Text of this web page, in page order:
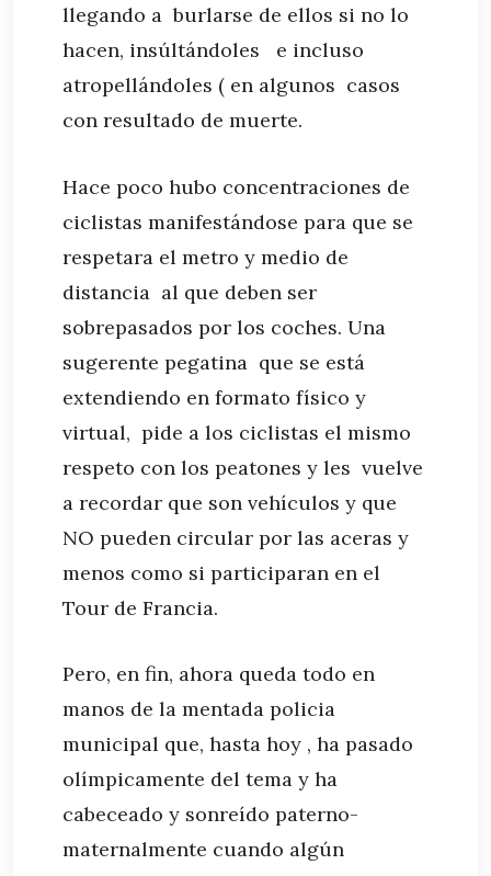
llegando a burlarse de ellos si no lo
hacen, insúltándoles e incluso
atropellándoles ( en algunos casos
con resultado de muerte.
Hace poco hubo concentraciones de
ciclistas manifestándose para que se
respetara el metro y medio de
distancia al que deben ser
sobrepasados por los coches. Una
sugerente pegatina que se está
extendiendo en formato físico y
virtual, pide a los ciclistas el mismo
respeto con los peatones y les vuelve
a recordar que son vehículos y que
NO pueden circular por las aceras y
menos como si participaran en el
Tour de Francia.
Pero, en fin, ahora queda todo en
manos de la mentada policia
municipal que, hasta hoy , ha pasado
olímpicamente del tema y ha
cabeceado y sonreído paterno-
maternalmente cuando algún